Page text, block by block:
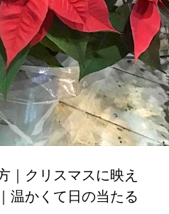
｜クリスマスに映え
温かくて日の当たる